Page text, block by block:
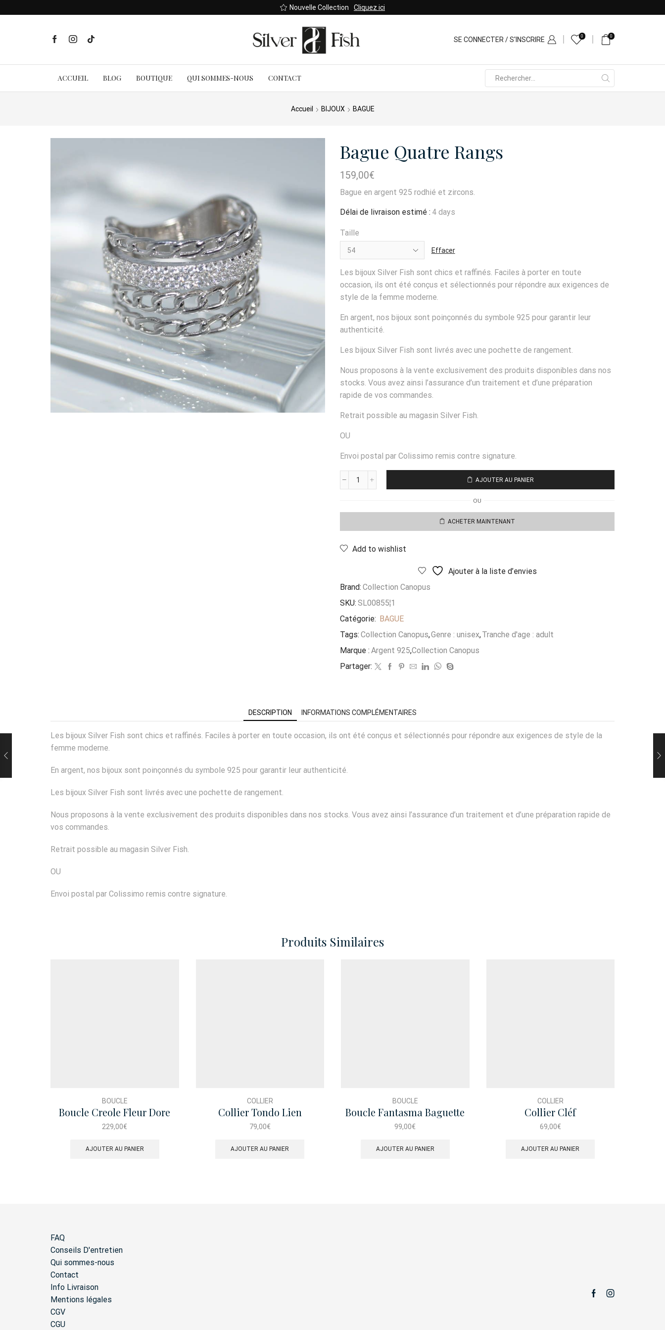
Boutique Saint-Denis - 165 rue Jean Chatel
SE CONNECTER / S'INSCRIRE 0 0
ACCUEIL BLOG BOUTIQUE QUI SOMMES-NOUS CONTACT
input
Accueil BIJOUX BAGUE
Bague Quatre Rangs
159,00€
Bague en argent 925 rodhié et zircons.
Délai de livraison estimé : 4 days
Taille
Effacer
Les bijoux Silver Fish sont chics et raffinés. Faciles à porter en toute
occasion, ils ont été conçus et sélectionnés pour répondre aux exigences de
style de la femme moderne.
En argent, nos bijoux sont poinçonnés du symbole 925 pour garantir leur
authenticité.
Les bijoux Silver Fish sont livrés avec une pochette de rangement.
Nous proposons à la vente exclusivement des produits disponibles dans nos
stocks. Vous avez ainsi l’assurance d’un traitement et d’une préparation
rapide de vos commandes.
Retrait possible au magasin Silver Fish.
OU
Envoi postal par Colissimo remis contre signature.
quantité
Quatre
AJOUTER AU PANIER
OU
ACHETER MAINTENANT
Add to wishlist
Ajouter à la liste d’envies
Brand: Collection Canopus
SKU: SL00855¦1
Catégorie: BAGUE
Tags: Collection Canopus,Genre : unisex,Tranche d'age : adult
Marque : Argent 925,Collection Canopus
Partager:
DESCRIPTION INFORMATIONS COMPLÉMENTAIRES
Les bijoux Silver Fish sont chics et raffinés. Faciles à porter en toute occasion, ils ont été conçus et sélectionnés pour répondre aux exigences de style de la
femme moderne.
En argent, nos bijoux sont poinçonnés du symbole 925 pour garantir leur authenticité.
Les bijoux Silver Fish sont livrés avec une pochette de rangement.
Nous proposons à la vente exclusivement des produits disponibles dans nos stocks. Vous avez ainsi l’assurance d’un traitement et d’une préparation rapide de
vos commandes.
Retrait possible au magasin Silver Fish.
OU
Envoi postal par Colissimo remis contre signature.
Produits Similaires
BOUCLE
Boucle Creole Fleur Dore
229,00€
AJOUTER AU PANIER
COLLIER
Collier Tondo Lien
79,00€
AJOUTER AU PANIER
BOUCLE
Boucle Fantasma Baguette
99,00€
AJOUTER AU PANIER
COLLIER
Collier Cléf
69,00€
AJOUTER AU PANIER
FAQ
Conseils D'entretien
Qui sommes-nous
Contact
Info Livraison
Mentions légales
CGV
CGU
FacebookInstagram